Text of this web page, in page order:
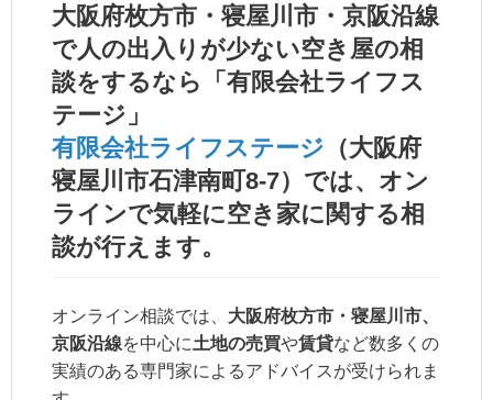
大阪府枚方市・寝屋川市・京阪沿線
で人の出入りが少ない空き屋の相
談をするなら「有限会社ライフス
テージ」
有限会社ライフステージ （大阪府
寝屋川市石津南町8-7）では、 オン
ラインで気軽に空き家に関する相
談が行えます。
オンライン相談では、 大阪府枚方市・寝屋川市、
京阪沿線を中心に土地の売買や賃貸など数多くの
実績のある専門家によるアドバイスが受けられま